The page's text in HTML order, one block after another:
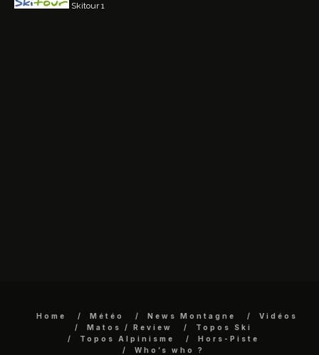
Skitour1
Home Météo News Montagne
Vidéos
Matos / Review
Topos Ski
Topos Alpinisme
Hors-Piste
Who’s who ?